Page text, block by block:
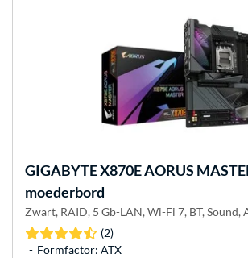
GIGABYTEX870E AORUS
moederbord
Zwart, RAID, 5 Gb-LAN, Wi-Fi 7, BT, Sound,
(2)
Formfactor: ATX